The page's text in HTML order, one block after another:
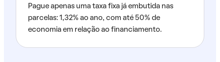
Pague apenas uma taxa fixa já embutida nas
parcelas: 1,32% ao ano, com até 50% de
economia em relação ao financiamento.